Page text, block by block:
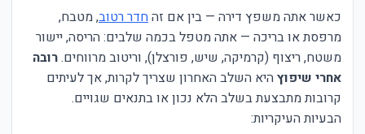
כאשר אתה משפץ דירה — בין אם זהחדר רטוב, מטבח,
מרפסת או בריכה — אתה מטפל בכמה שלבים: הריסה, יישור
משטח, ריצוף (קרמיקה, שיש, פורצלן), וריטוב מרווחים.רובה
אחרי שיפוץ היא השלב האחרון שצריך לקרות, אך לעיתים
קרובות מתבצעת בשלב הלא נכון או בתנאים שגויים.
הבעיות העיקריות: